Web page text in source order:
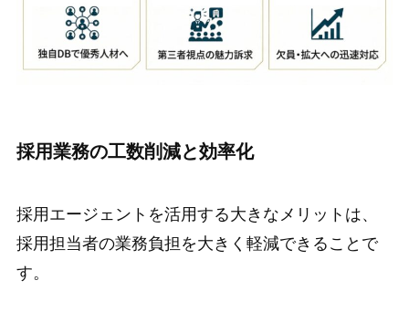
採用業務の工数削減と効率化
採用エージェントを活用する大きなメリットは、
採用担当者の業務負担を大きく軽減できることで
す。